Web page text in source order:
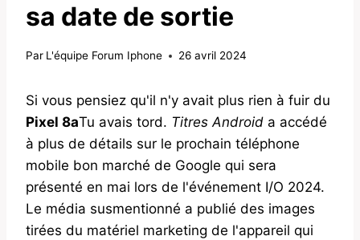
sa date de sortie
Par L'équipe Forum Iphone 26 avril 2024
Si vous pensiez qu'il n'y avait plus rien à fuir du
Pixel 8aTu avais tord. Titres Android a accédé
à plus de détails sur le prochain téléphone
mobile bon marché de Google qui sera
présenté en mai lors de l'événement I/O 2024.
Le média susmentionné a publié des images
tirées du matériel marketing de l'appareil qui